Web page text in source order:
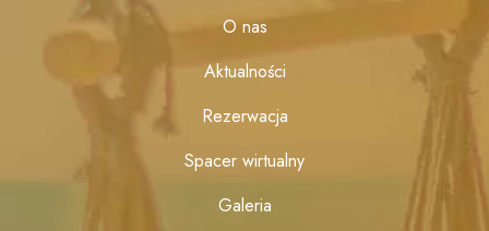
O nas
Aktualności
Rezerwacja
Spacer wirtualny
Galeria